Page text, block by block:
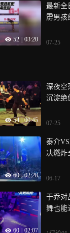
52 03:20
最新全
雳男孩
07-25
54 00:45
深夜空
沉淀绝
07-25
60 | 02:28
泰介
决燃炸
06-17
60 02:07
于乔对
舞也能